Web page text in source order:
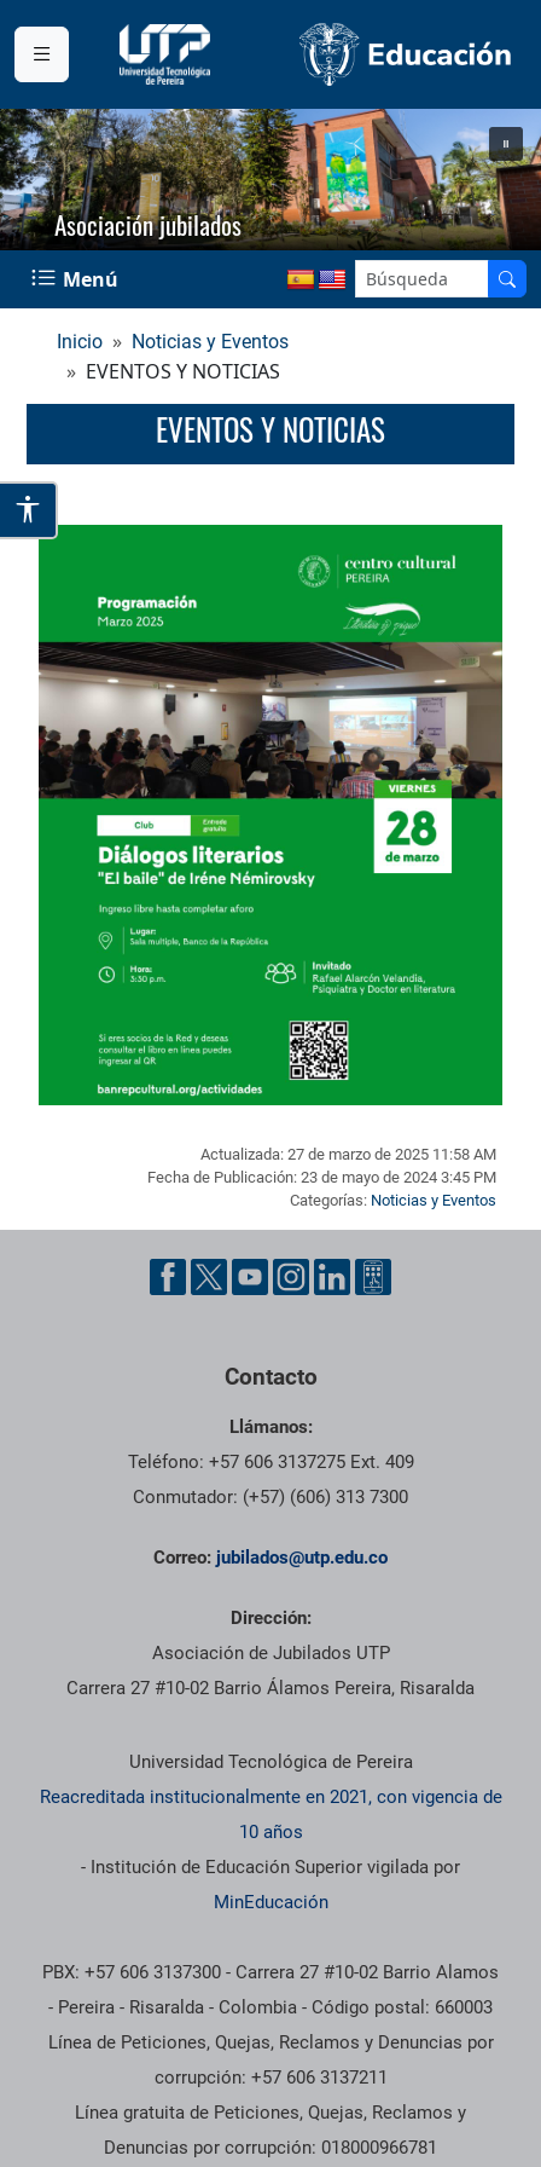
Asociación jubilados
Menú
Inicio Noticias y Eventos
EVENTOS Y NOTICIAS
EVENTOS Y NOTICIAS
Actualizada: 27 de marzo de 2025 11:58 AM
Fecha de Publicación: 23 de mayo de 2024 3:45 PM
Categorías: Noticias y Eventos
Pie de página con información de contacto, redes sociales y
Contacto
Llámanos:
Teléfono: +57 606 3137275 Ext. 409
Conmutador: (+57) (606) 313 7300
Correo: jubilados@utp.edu.co
Dirección:
Asociación de Jubilados UTP
Carrera 27 #10-02 Barrio Álamos Pereira, Risaralda
Información institucional
Universidad Tecnológica de Pereira
Reacreditada institucionalmente en 2021, con vigencia de
10 años
- Institución de Educación Superior vigilada por
MinEducación
PBX: +57 606 3137300 - Carrera 27 #10-02 Barrio Alamos
- Pereira - Risaralda - Colombia - Código postal: 660003
Línea de Peticiones, Quejas, Reclamos y Denuncias por
corrupción: +57 606 3137211
Línea gratuita de Peticiones, Quejas, Reclamos y
Denuncias por corrupción: 018000966781